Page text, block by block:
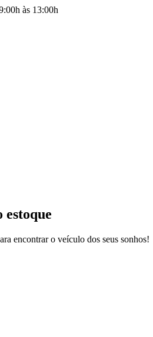
às 13:00h
estoque
encontrar o veículo dos seus sonhos!